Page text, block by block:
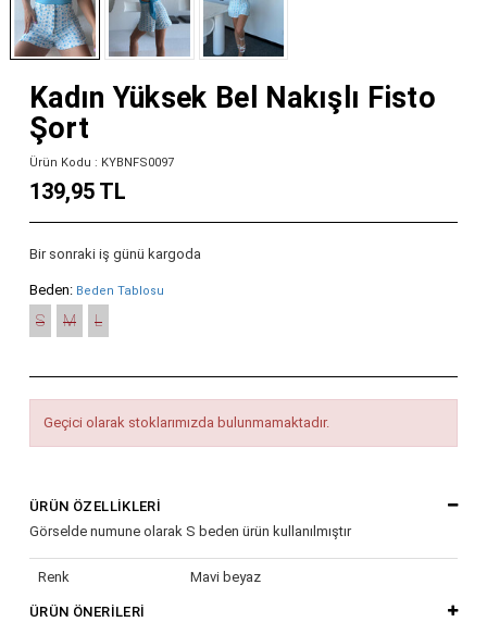
Kadın Yüksek Bel Nakışlı Fisto
Şort
Ürün Kodu : KYBNFS0097
139,95 TL
Bir sonraki iş günü kargoda
Beden: Beden Tablosu
S M L
Geçici olarak stoklarımızda bulunmamaktadır.
ÜRÜN ÖZELLIKLERI
Görselde numune olarak S beden ürün kullanılmıştır
Renk Mavi beyaz
ÜRÜN ÖNERILERI